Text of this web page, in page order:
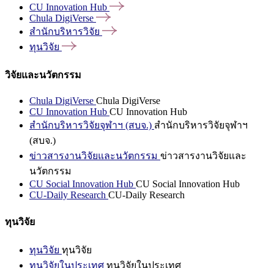
CU Innovation Hub
Chula DigiVerse
สำนักบริหารวิจัย
ทุนวิจัย
วิจัยและนวัตกรรม
Chula DigiVerse Chula DigiVerse
CU Innovation Hub CU Innovation Hub
สำนักบริหารวิจัยจุฬาฯ (สบจ.) สำนักบริหารวิจัยจุฬาฯ
(สบจ.)
ข่าวสารงานวิจัยและนวัตกรรม ข่าวสารงานวิจัยและ
นวัตกรรม
CU Social Innovation Hub CU Social Innovation Hub
CU-Daily Research CU-Daily Research
ทุนวิจัย
ทุนวิจัย ทุนวิจัย
ทุนวิจัยในประเทศ ทุนวิจัยในประเทศ